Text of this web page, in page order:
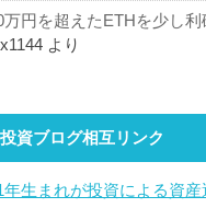
万円を超えたETHを少し利
より
投資ブログ相互リンク
年生まれが投資による資